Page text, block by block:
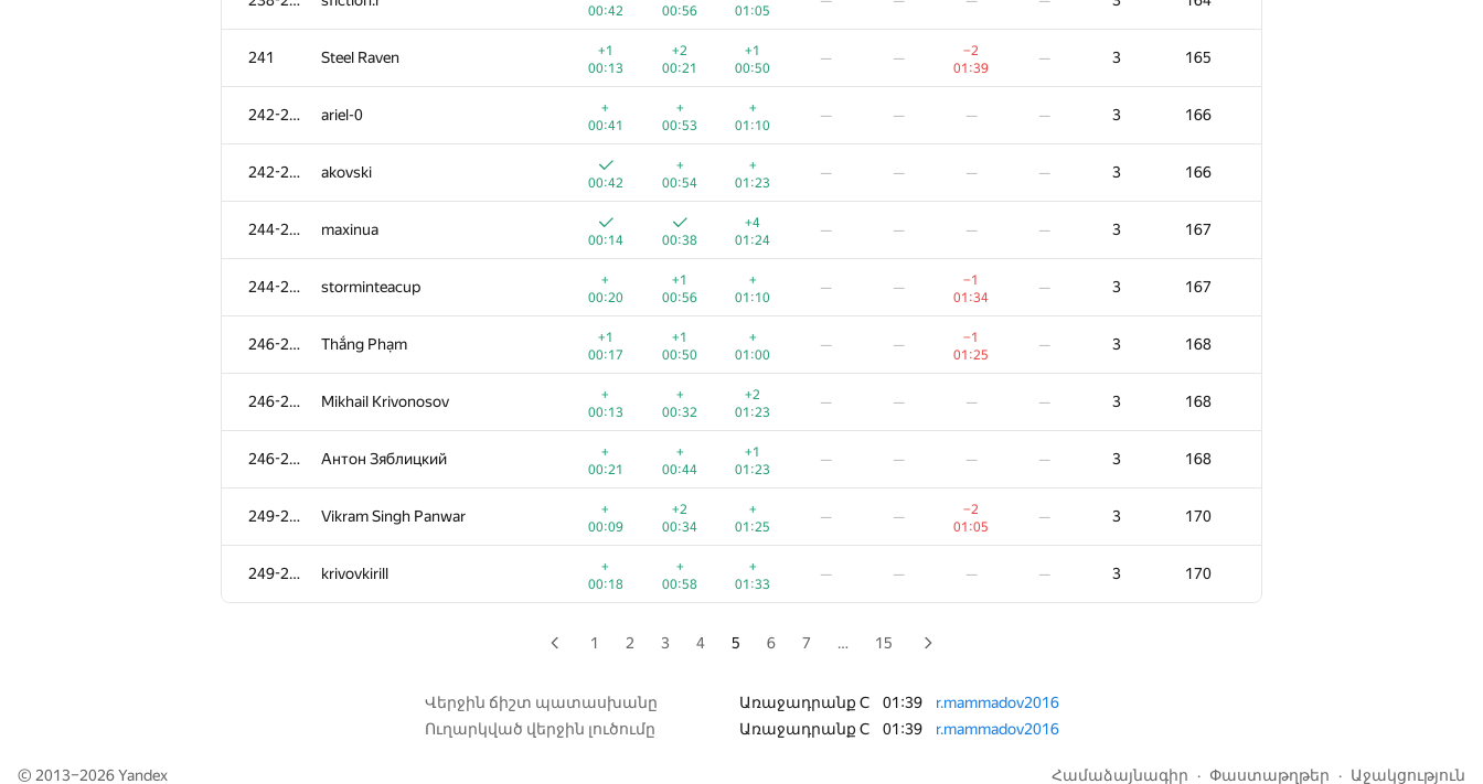
00:42
00:56
01:05
241 Steel Raven
+1
00:13
+2
00:21
+1
00:50
— —
−2
01:39
— 3 165
242-243 ariel-0
+
00:41
+
00:53
+
01:10
— — — — 3 166
242-243 akovski
00:42
+
00:54
+
01:23
— — — — 3 166
244-245 maxinua
00:14 00:38
+4
01:24
— — — — 3 167
244-245 storminteacup
+
00:20
+1
00:56
+
01:10
— —
−1
01:34
— 3 167
246-248 Thắng Phạm
+1
00:17
+1
00:50
+
01:00
— —
−1
01:25
— 3 168
246-248 Mikhail Krivonosov
+
00:13
+
00:32
+2
01:23
— — — — 3 168
246-248 Антон Зяблицкий
+
00:21
+
00:44
+1
01:23
— — — — 3 168
249-250 Vikram Singh Panwar
+
00:09
+2
00:34
+
01:25
— —
−2
01:05
— 3 170
249-250 krivovkirill
+
00:18
+
00:58
+
01:33
— — — — 3 170
206 hbatyrkhan
+1
00:09
+
00:27
+1
01:02
−3
01:37
3 139
207 alex145031
00:20
00:38
01:01
01:39
3 140
208 v.v.melnyk
00:20
00:39
01:02
01:36
3 142
209 lobanov98
00:09
00:21
+2
01:13
3 144
hal9000ed2k
00:20
+
00:46
01:18
— 3 145
NormalCoder
+1
00:27
+
00:41
00:56
— 3 145
212 lsmll2017
00:32
00:46
+
01:07
3 146
213 nibnalin
00:09
01:03
+
00:35
3 147
214 Mike Tarigradschi
00:07
+
00:36
01:24
— 3 149
215 lance
00:14
00:36
01:19
00:47
3 150
+
+2
— — — —
1 2 3 4 5 6 7 … 15
Վերջին ճիշտ պատասխանը Առաջադրանք C 01:39
r.mammadov2016
Ուղարկված վերջին լուծումը
Առաջադրանք C 01:39 r.mammadov2016
© 2013–2026Yandex Համաձայնագիր Փաստաթղթեր Աջակցություն